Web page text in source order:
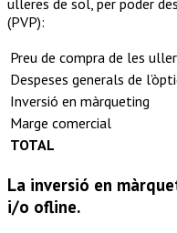
ulleres de sol, per poder
(PVP):
Preu de compra de les
Despeses generals de
Inversió en màrqueting
Marge comercial
TOTAL
La inversió en
i/o ofline.